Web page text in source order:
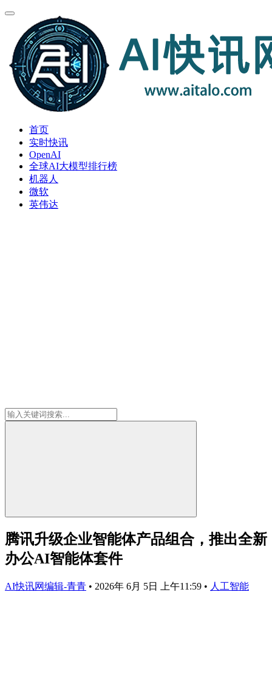
首页
实时快讯
OpenAI
全球AI大模型排行榜
机器人
微软
英伟达
腾讯升级企业智能体产品组合，推出全新
办公AI智能体套件
AI快讯网编辑-青青 • 2026年 6月 5日 上午11:59 • 人工智能